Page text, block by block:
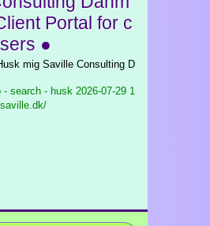
Portal for c
●
mig Saville Consulting D
- search - husk 2026-07-29 1